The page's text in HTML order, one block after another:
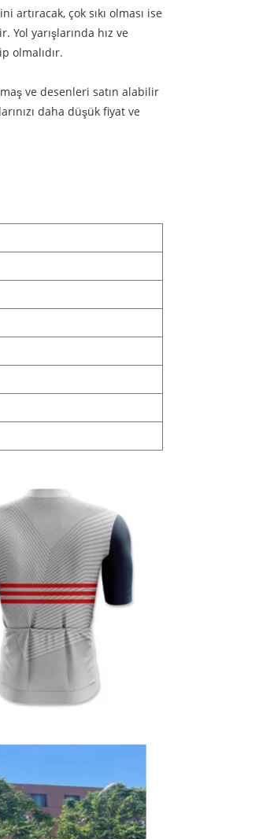
artıracak, çok sıkı olması ise
yarışlarında hız ve
olmalıdır.
ve desenleri satın alabilir
daha düşük fiyat ve